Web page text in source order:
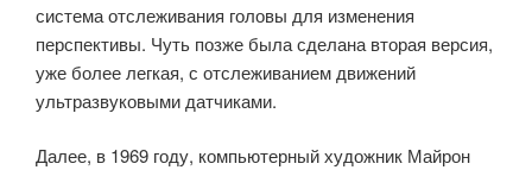
система отслеживания головы для изменения
перспективы. Чуть позже была сделана вторая версия,
уже более легкая, с отслеживанием движений
ультразвуковыми датчиками.
Далее, в 1969 году, компьютерный художник Майрон